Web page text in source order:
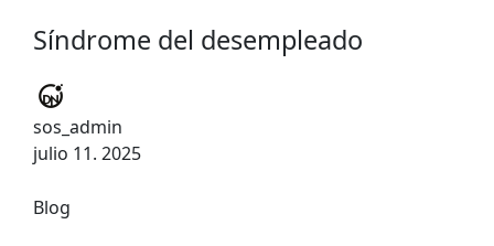
Síndrome del desempleado
sos_admin
julio 11. 2025
Blog